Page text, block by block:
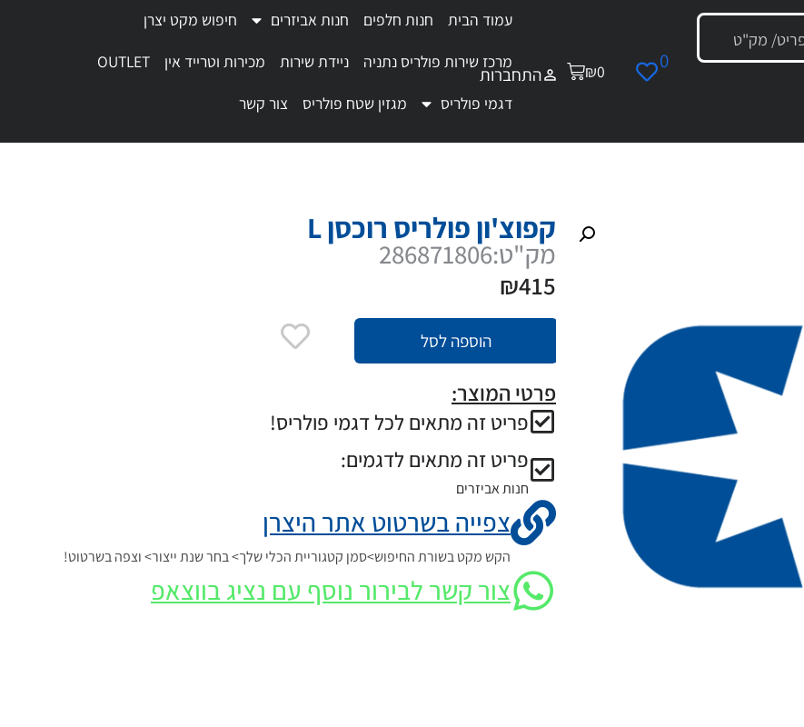
0
₪0 התחברות
עמוד הבית חנות חלפים חנות אביזרים
חיפוש מקט יצרן
מרכז שירות פולריס נתניה
ניידת שירות מכירות וטרייד אין
OUTLET
דגמי פולריס
מגזין שטח פולריס צור קשר
קפוצ'ון פולריס רוכסן L
מק"ט:286871806
₪415
הוספה לסל
פרטי המוצר:
פריט זה מתאים לכל דגמי פולריס!
פריט זה מתאים לדגמים:
חנות אביזרים
צפייה בשרטוט אתר היצרן
הקש מקט בשורת החיפוש>סמן קטגוריית הכלי שלך> בחר שנת ייצור> וצפה בשרטוט!
צור קשר לבירור נוסף עם נציג בווצאפ